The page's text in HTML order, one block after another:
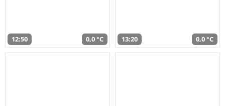
12:50 0,0 °C 13:20 0,0 °C